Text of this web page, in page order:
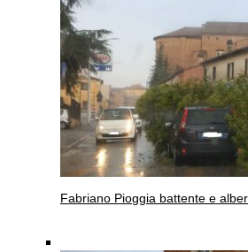
Fabriano Pioggia battente e